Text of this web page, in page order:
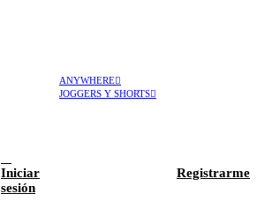
ANYWHERE
JOGGERS Y SHORTS
Iniciar
sesión
Registrarme